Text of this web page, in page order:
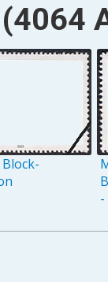
Block-